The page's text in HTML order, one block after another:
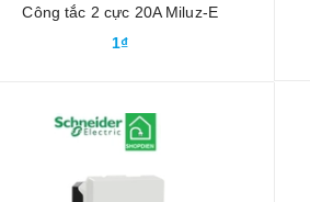
Công tắc 2 cực 20A Miluz-E
1₫